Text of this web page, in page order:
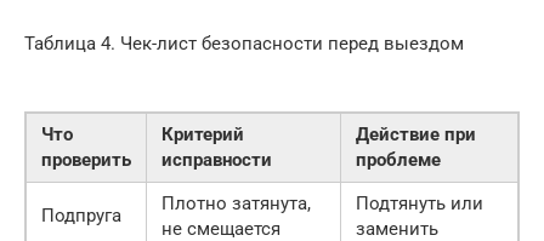
Таблица 4. Чек-лист безопасности перед выездом
Что
проверить
Критерий
исправности
Действие при
проблеме
Подпруга
Плотно затянута,
не смещается
Подтянуть или
заменить